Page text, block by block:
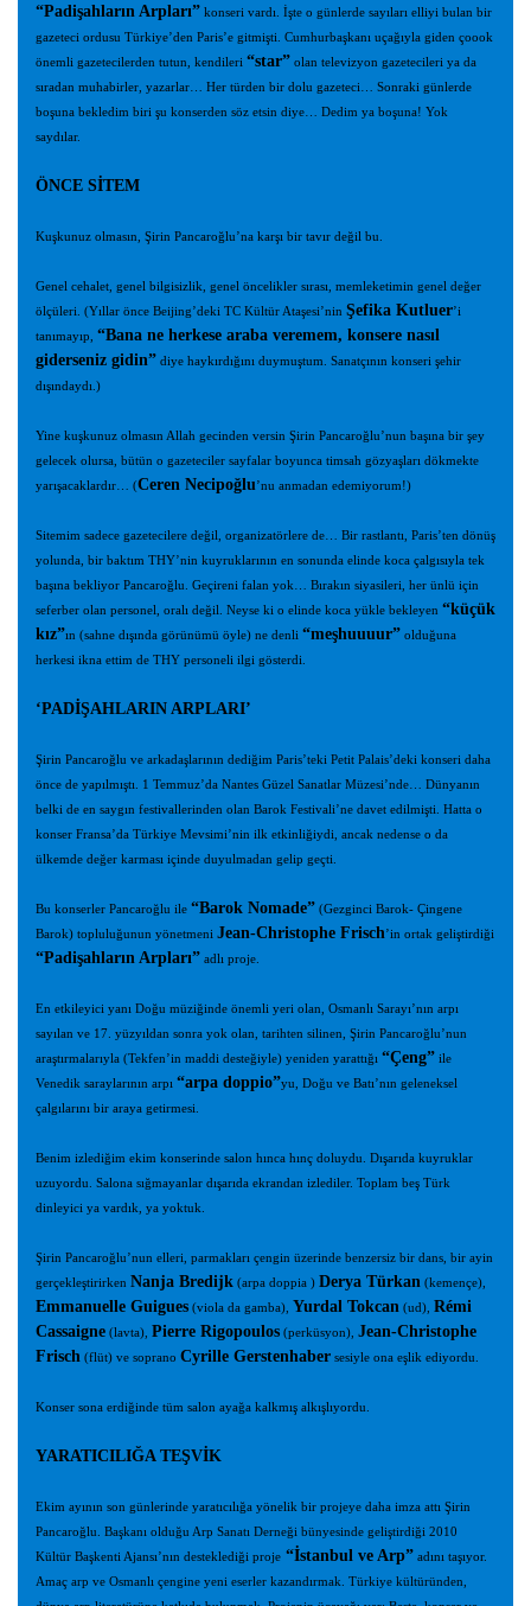
“Padişahların Arpları” konseri vardı. İşte o günlerde sayıları elliyi bulan bir
gazeteci ordusu Türkiye’den Paris’e gitmişti. Cumhurbaşkanı uçağıyla giden çoook
önemli gazetecilerden tutun, kendileri “star” olan televizyon gazetecileri ya da
sıradan muhabirler, yazarlar… Her türden bir dolu gazeteci… Sonraki günlerde
boşuna bekledim biri şu konserden söz etsin diye… Dedim ya boşuna! Yok
saydılar.
ÖNCE SİTEM
Kuşkunuz olmasın, Şirin Pancaroğlu’na karşı bir tavır değil bu.
Genel cehalet, genel bilgisizlik, genel öncelikler sırası, memleketimin genel değer
ölçüleri. (Yıllar önce Beijing’deki TC Kültür Ataşesi’nin Şefika Kutluer’i
tanımayıp, “Bana ne herkese araba veremem, konsere nasıl
giderseniz gidin” diye haykırdığını duymuştum. Sanatçının konseri şehir
dışındaydı.)
Yine kuşkunuz olmasın Allah gecinden versin Şirin Pancaroğlu’nun başına bir şey
gelecek olursa, bütün o gazeteciler sayfalar boyunca timsah gözyaşları dökmekte
yarışacaklardır… (Ceren Necipoğlu’nu anmadan edemiyorum!)
Sitemim sadece gazetecilere değil, organizatörlere de… Bir rastlantı, Paris’ten dönüş
yolunda, bir baktım THY’nin kuyruklarının en sonunda elinde koca çalgısıyla tek
başına bekliyor Pancaroğlu. Geçireni falan yok… Bırakın siyasileri, her ünlü için
seferber olan personel, oralı değil. Neyse ki o elinde koca yükle bekleyen “küçük
kız”ın (sahne dışında görünümü öyle) ne denli “meşhuuuur” olduğuna
herkesi ikna ettim de THY personeli ilgi gösterdi.
‘PADİŞAHLARIN ARPLARI’
Şirin Pancaroğlu ve arkadaşlarının dediğim Paris’teki Petit Palais’deki konseri daha
önce de yapılmıştı. 1 Temmuz’da Nantes Güzel Sanatlar Müzesi’nde… Dünyanın
belki de en saygın festivallerinden olan Barok Festivali’ne davet edilmişti. Hatta o
konser Fransa’da Türkiye Mevsimi’nin ilk etkinliğiydi, ancak nedense o da
ülkemde değer karması içinde duyulmadan gelip geçti.
Bu konserler Pancaroğlu ile “Barok Nomade” (Gezginci Barok- Çingene
Barok) topluluğunun yönetmeni Jean-Christophe Frisch’in ortak geliştirdiği
“Padişahların Arpları” adlı proje.
En etkileyici yanı Doğu müziğinde önemli yeri olan, Osmanlı Sarayı’nın arpı
sayılan ve 17. yüzyıldan sonra yok olan, tarihten silinen, Şirin Pancaroğlu’nun
araştırmalarıyla (Tekfen’in maddi desteğiyle) yeniden yarattığı “Çeng” ile
Venedik saraylarının arpı “arpa doppio”yu, Doğu ve Batı’nın geleneksel
çalgılarını bir araya getirmesi.
Benim izlediğim ekim konserinde salon hınca hınç doluydu. Dışarıda kuyruklar
uzuyordu. Salona sığmayanlar dışarıda ekrandan izlediler. Toplam beş Türk
dinleyici ya vardık, ya yoktuk.
Şirin Pancaroğlu’nun elleri, parmakları çengin üzerinde benzersiz bir dans, bir ayin
gerçekleştirirken Nanja Bredijk (arpa doppia ) Derya Türkan (kemençe),
Emmanuelle Guigues (viola da gamba), Yurdal Tokcan (ud), Rémi
Cassaigne (lavta), Pierre Rigopoulos (perküsyon), Jean-Christophe
Frisch (flüt) ve soprano Cyrille Gerstenhaber sesiyle ona eşlik ediyordu.
Konser sona erdiğinde tüm salon ayağa kalkmış alkışlıyordu.
YARATICILIĞA TEŞVİK
Ekim ayının son günlerinde yaratıcılığa yönelik bir projeye daha imza attı Şirin
Pancaroğlu. Başkanı olduğu Arp Sanatı Derneği bünyesinde geliştirdiği 2010
Kültür Başkenti Ajansı’nın desteklediği proje “İstanbul ve Arp” adını taşıyor.
Amaç arp ve Osmanlı çengine yeni eserler kazandırmak. Türkiye kültüründen,